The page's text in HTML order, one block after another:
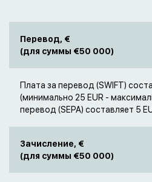
Перевод, €
(для суммы €50 000)
Плата за перевод (SWIFT)
(минимально 25 EUR -
перевод (SEPA) составляет 5
Зачисление, €
(для суммы €50 000)